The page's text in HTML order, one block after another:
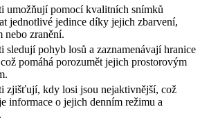
umožňují pomocí kvalitních snímků
jednotlivé jedince díky jejich zbarvení,
nebo zranění.
sledují pohyb losů a zaznamenávají hranice
pomáhá porozumět jejich prostorovým
zjišťují, kdy losi jsou nejaktivnější, což
informace o jejich denním režimu a